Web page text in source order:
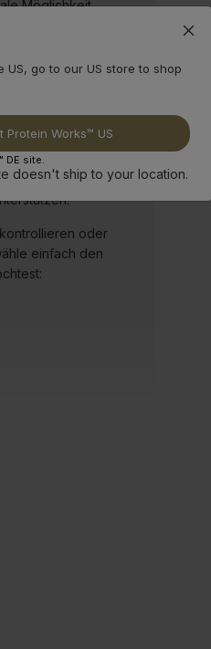
Möglichkeit,
Shake
darauf
effektiv
und das
die
oder
einfach den
US, go to our US store to shop
Protein Works™ US
DE site.
doesn't ship to your location.